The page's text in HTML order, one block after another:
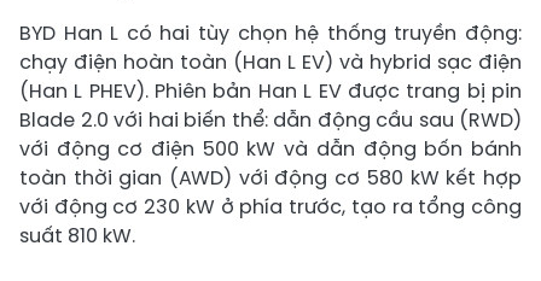
BYD Han L có hai tùy chọn hệ thống truyền động:
chạy điện hoàn toàn (Han L EV) và hybrid sạc điện
(Han L PHEV). Phiên bản Han L EV được trang bị pin
Blade 2.0 với hai biến thể: dẫn động cầu sau (RWD)
với động cơ điện 500 kW và dẫn động bốn bánh
toàn thời gian (AWD) với động cơ 580 kW kết hợp
với động cơ 230 kW ở phía trước, tạo ra tổng công
suất 810 kW.